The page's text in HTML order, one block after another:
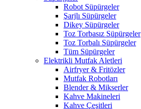
Robot Süpürgeler
Şarjlı Süpürgeler
Dikey Süpürgeler
Toz Torbasız Süpürgeler
Toz Torbalı Süpürgeler
Tüm Süpürgeler
Elektrikli Mutfak Aletleri
Airfryer & Fritözler
Mutfak Robotları
Blender & Mikserler
Kahve Makineleri
Kahve Çeşitleri